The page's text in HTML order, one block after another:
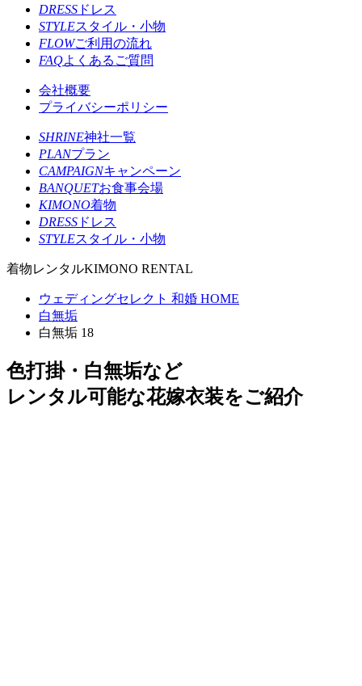
DRESS ドレス
STYLEスタイル・小物
FLOWご利用の流れ
FAQよくあるご質問
会社概要
プライバシーポリシー
SHRINE神社一覧
PLANプラン
CAMPAIGNキャンペーン
BANQUETお食事会場
KIMONO着物
DRESS ドレス
STYLEスタイル・小物
着物レンタルKIMONO RENTAL
ウェディングセレクト 和婚 HOME
白無垢
白無垢 18
色打掛・白無垢など
レンタル可能な花嫁衣装をご紹介